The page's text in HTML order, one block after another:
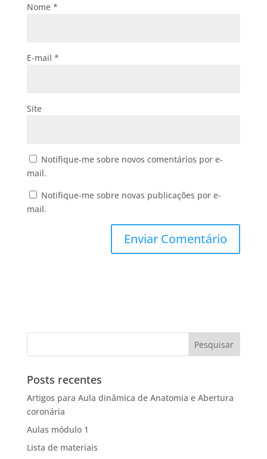
Nome *
E-mail *
Site
Notifique-me sobre novos comentários por e-
mail.
Notifique-me sobre novas publicações por e-
mail.
Posts recentes
Artigos para Aula dinâmica de Anatomia e Abertura
coronária
Aulas módulo 1
Lista de materiais